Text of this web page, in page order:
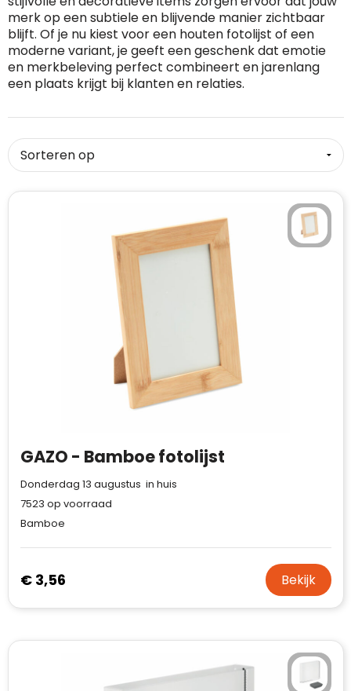
Home & Living
Keuken & Horeca
Vakantie, Recreatie & Spellen
Dag van de Vrijwilliger
Dag van de Zorgkundige
Pasen
Sinterklaas
Werelddierendag
RFX™
Sportlife®
Swiss Peak
Tenson
James Harvest
Kingcap
Moleskine
MyKit
Ocean Bottle
Custom medaille
Custom deken
Custom speelkaarten
Custom tas
Custom paraplu
Custom telefoonaccessoires
Zorg
merk op een subtiele en blijvende manier zichtbaar
blijft. Of je nu kiest voor een houten fotolijst of een
moderne variant, je geeft een geschenk dat emotie
en merkbeleving perfect combineert en jarenlang
een plaats krijgt bij klanten en relaties.
GAZO - Bamboe fotolijst
Donderdag 13 augustus in huis
7523 op voorraad
Bamboe
€ 3,56 Bekijk